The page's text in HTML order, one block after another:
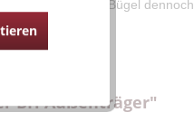
der breiteren Bügel dennoch
BH Außenträger"